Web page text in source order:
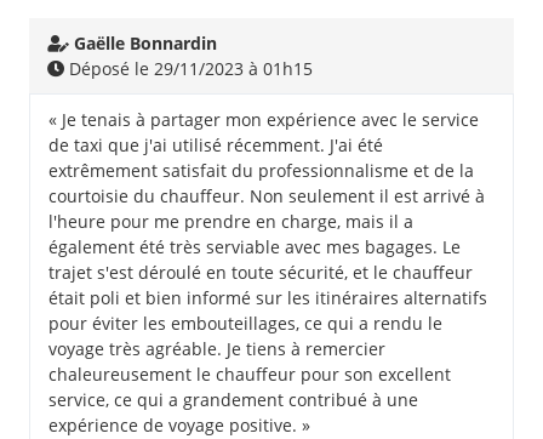
Gaëlle Bonnardin
Déposé le 29/11/2023 à 01h15
« Je tenais à partager mon expérience avec le service
de taxi que j'ai utilisé récemment. J'ai été
extrêmement satisfait du professionnalisme et de la
courtoisie du chauffeur. Non seulement il est arrivé à
l'heure pour me prendre en charge, mais il a
également été très serviable avec mes bagages. Le
trajet s'est déroulé en toute sécurité, et le chauffeur
était poli et bien informé sur les itinéraires alternatifs
pour éviter les embouteillages, ce qui a rendu le
voyage très agréable. Je tiens à remercier
chaleureusement le chauffeur pour son excellent
service, ce qui a grandement contribué à une
expérience de voyage positive. »